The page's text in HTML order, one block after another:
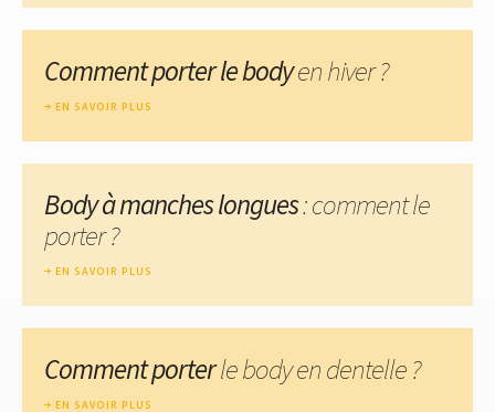
Comment porter le bodyen hiver ?
EN SAVOIR PLUS
Body à manches longues: comment le
porter ?
EN SAVOIR PLUS
Comment porterle body en dentelle ?
EN SAVOIR PLUS